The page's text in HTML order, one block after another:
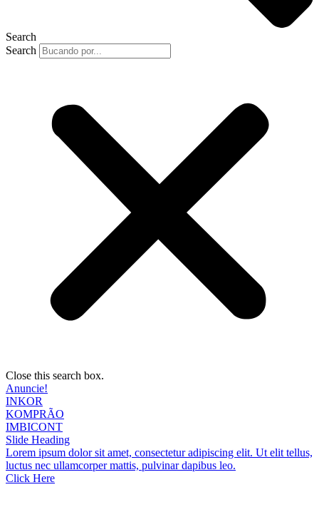
Search
Search
Close this search box.
Anuncie!
INKOR
KOMPRÃO
IMBICONT
Slide Heading
Lorem ipsum dolor sit amet, consectetur adipiscing elit. Ut elit tellus,
luctus nec ullamcorper mattis, pulvinar dapibus leo.
Click Here